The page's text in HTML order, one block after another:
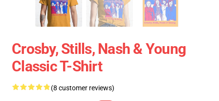
Crosby, Stills, Nash & Young
Classic T-Shirt
(8 customer reviews)